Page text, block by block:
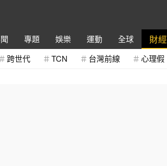
專題 娛樂 運動 全球 財經
跨世代 TCN 台灣前線 心理假